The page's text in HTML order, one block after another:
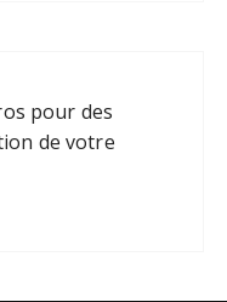
pour des
de votre